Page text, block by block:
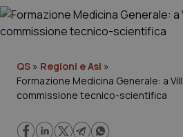
Governo e Parlamento
Regioni e Asl
QS » Regioni e Asl »
Formazione Medicina Generale: a
commissione tecnico-scientifica